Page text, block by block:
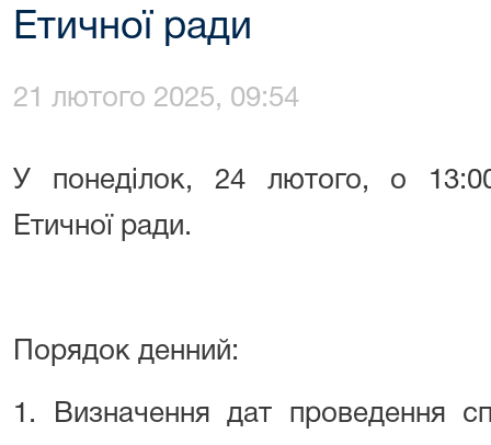
Етичної ради
21 лютого 2025, 09:54
У понеділок, 24 лютого, о
Етичної ради.
Порядок денний:
1. Визначення дат проведення